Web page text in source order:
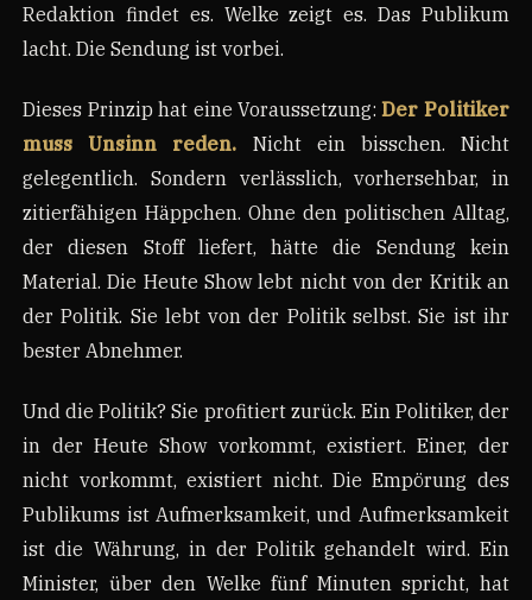
Redaktion findet es. Welke zeigt es. Das Publikum
lacht. Die Sendung ist vorbei.
Dieses Prinzip hat eine Voraussetzung:Der Politiker
muss Unsinn reden. Nicht ein bisschen. Nicht
gelegentlich. Sondern verlässlich, vorhersehbar, in
zitierfähigen Häppchen. Ohne den politischen Alltag,
der diesen Stoff liefert, hätte die Sendung kein
Material. Die Heute Show lebt nicht von der Kritik an
der Politik. Sie lebt von der Politik selbst. Sie ist ihr
bester Abnehmer.
Und die Politik? Sie profitiert zurück. Ein Politiker, der
in der Heute Show vorkommt, existiert. Einer, der
nicht vorkommt, existiert nicht. Die Empörung des
Publikums ist Aufmerksamkeit, und Aufmerksamkeit
ist die Währung, in der Politik gehandelt wird. Ein
Minister, über den Welke fünf Minuten spricht, hat